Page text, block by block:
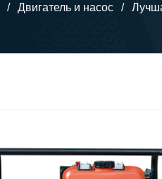
/ Двигатель и насос /